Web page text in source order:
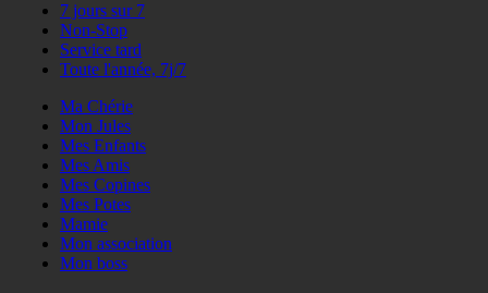
7 jours sur 7
Non-Stop
Service tard
Toute l'année, 7j/7
Ma Chérie
Mon Jules
Mes Enfants
Mes Amis
Mes Copines
Mes Potes
Mamie
Mon association
Mon boss